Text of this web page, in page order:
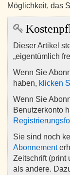
Möglichkeit, das
Dieser Artikel
„eigentümlich
Wenn Sie
haben, klicken
Wenn Sie
Benutzerkonto
Sie sind noch
Abonnement
Zeitschrift (print
als andere.